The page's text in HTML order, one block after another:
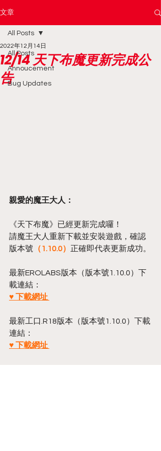
文章
All Posts
Annoucement
Bug Updates
All Posts
12/14 天下布魔更新完成公
告
2022年12月14日
親愛的魔王大人：
《天下布魔》已經更新完成囉！
請魔王大人重新下載並安裝遊戲，確認
版本號 （1.10.0） 正確即代表更新成功。
最新EROLABS版本（版本號1.10.0）下
載連結：
♥ 下載網址
最新工口.R18版本（版本號1.10.0）下載
連結：
♥ 下載網址